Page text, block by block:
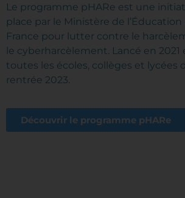
Le programme pHARe est une
place par le Ministère de
France pour lutter contre le
le cyberharcèlement. Lancé en 2021
toutes les écoles, collèges et lycées
rentrée 2023.
Découvrir le programme pHARe